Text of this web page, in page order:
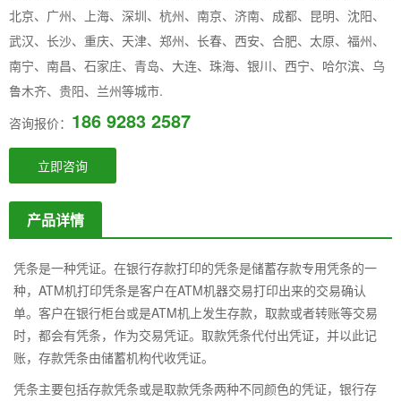
北京、广州、上海、深圳、杭州、南京、济南、成都、昆明、沈阳、
武汉、长沙、重庆、天津、郑州、长春、西安、合肥、太原、福州、
南宁、南昌、石家庄、青岛、大连、珠海、银川、西宁、哈尔滨、乌
鲁木齐、贵阳、兰州等城市.
咨询报价： 186 9283 2587
立即咨询
产品详情
凭条是一种凭证。在银行存款打印的凭条是储蓄存款专用凭条的一
种，ATM机打印凭条是客户在ATM机器交易打印出来的交易确认
单。客户在银行柜台或是ATM机上发生存款，取款或者转账等交易
时，都会有凭条，作为交易凭证。取款凭条代付出凭证，并以此记
账，存款凭条由储蓄机构代收凭证。
凭条主要包括存款凭条或是取款凭条两种不同颜色的凭证，银行存